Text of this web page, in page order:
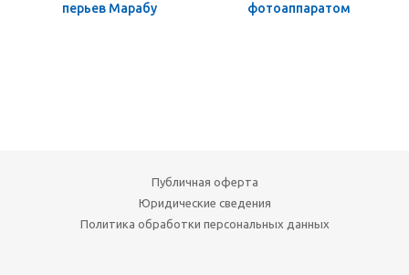
перьев Марабу
фотоаппаратом
Публичная оферта
Юридические сведения
Политика обработки персональных данных